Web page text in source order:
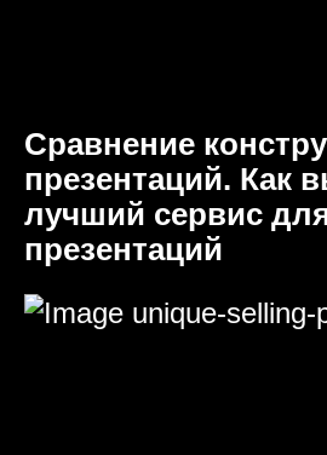
Сравнение
презентаций. Как
лучший сервис
презентаций